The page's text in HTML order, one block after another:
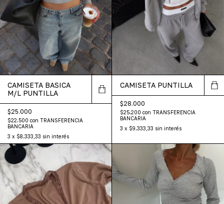
CAMISETA BASICA
M/L PUNTILLA
$25.000
$22.500 con TRANSFERENCIA
BANCARIA
3 x $8.333,33 sin interés
CAMISETA PUNTILLA
$28.000
$25.200 con TRANSFERENCIA
BANCARIA
3 x $9.333,33 sin interés